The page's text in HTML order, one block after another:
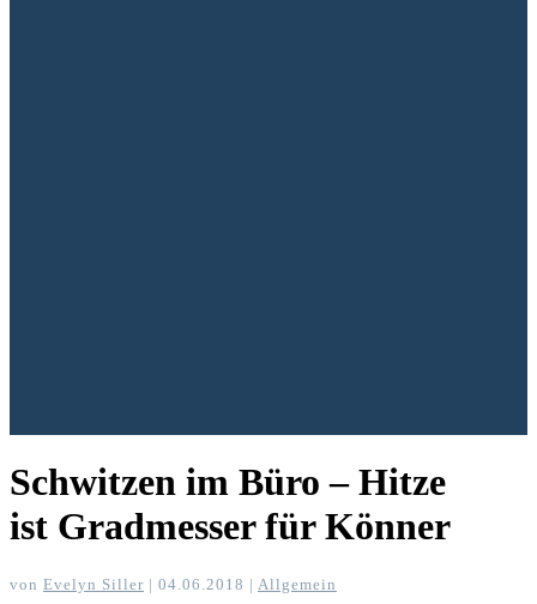
Schwitzen im Büro – Hitze
ist Gradmesser für Könner
von Evelyn Siller | 04.06.2018 | Allgemein